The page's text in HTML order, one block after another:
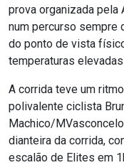
prova organizada pela
num percurso sempre
do ponto de vista
temperaturas
A corrida teve um
polivalente ciclista
Machico/
dianteira da corrida,
escalão de Elites em